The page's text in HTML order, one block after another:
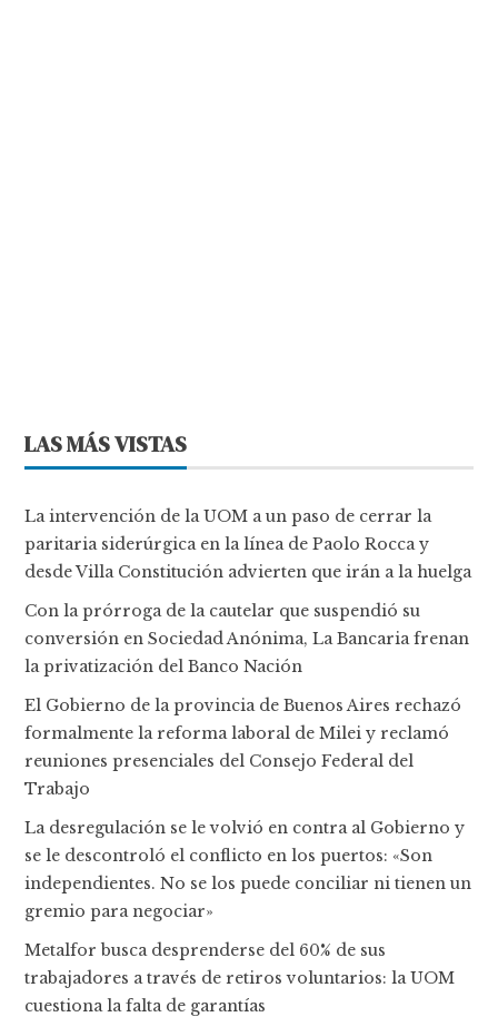
LAS MÁS VISTAS
La intervención de la UOM a un paso de cerrar la
paritaria siderúrgica en la línea de Paolo Rocca y
desde Villa Constitución advierten que irán a la huelga
Con la prórroga de la cautelar que suspendió su
conversión en Sociedad Anónima, La Bancaria frenan
la privatización del Banco Nación
El Gobierno de la provincia de Buenos Aires rechazó
formalmente la reforma laboral de Milei y reclamó
reuniones presenciales del Consejo Federal del
Trabajo
La desregulación se le volvió en contra al Gobierno y
se le descontroló el conflicto en los puertos: «Son
independientes. No se los puede conciliar ni tienen un
gremio para negociar»
Metalfor busca desprenderse del 60% de sus
trabajadores a través de retiros voluntarios: la UOM
cuestiona la falta de garantías